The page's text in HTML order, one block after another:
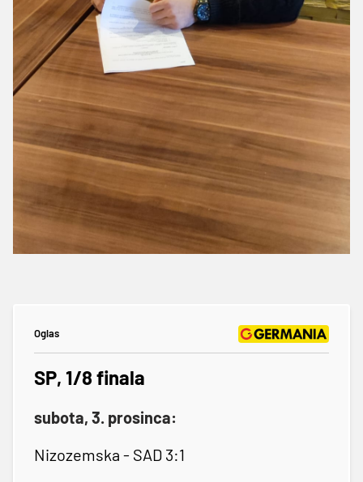
Oglas
SP, 1/8 finala
subota, 3. prosinca:
Nizozemska - SAD 3:1